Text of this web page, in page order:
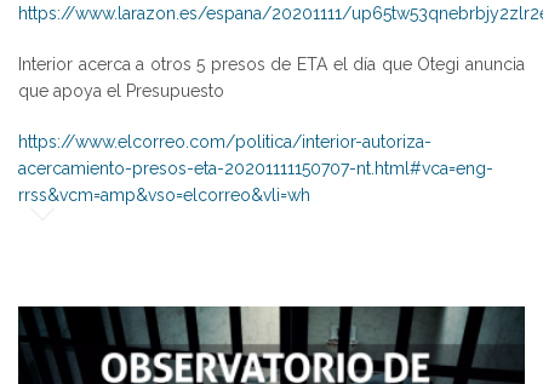
https://www.larazon.es/espana/20201111/
Interior acerca a otros 5 presos de ETA el día que Otegi anuncia
que apoya el Presupuesto
https://www.elcorreo.com/politica/interior-autoriza-
acercamiento-presos-eta-20201111150707-nt.html#vca=eng-
rrss&vcm=amp&vso=elcorreo&vli=wh